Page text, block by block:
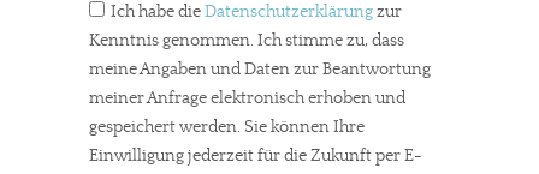
Ich habe dieDatenschutzerklärungzur
Kenntnis genommen. Ich stimme zu, dass
meine Angaben und Daten zur Beantwortung
meiner Anfrage elektronisch erhoben und
gespeichert werden. Sie können Ihre
Einwilligung jederzeit für die Zukunft per E-